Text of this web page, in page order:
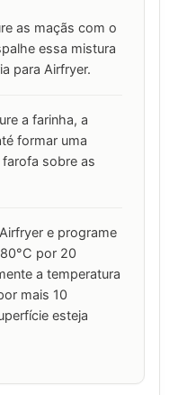
as maçãs com o
essa mistura
para Airfryer.
a farinha, a
formar uma
sobre as
e programe
por 20
a temperatura
mais 10
esteja